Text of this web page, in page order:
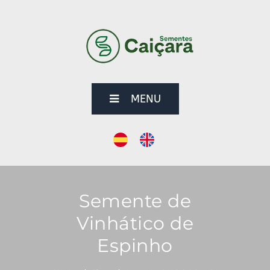
MENU
Semente de
Vinhático de
Espinho